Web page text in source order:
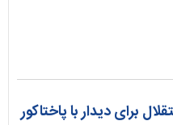
برای دیدار با پاختاکور